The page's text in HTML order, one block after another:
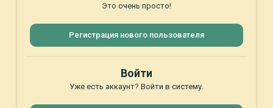
Это очень просто!
Регистрация нового пользователя
Войти
Уже есть аккаунт? Войти в систему.